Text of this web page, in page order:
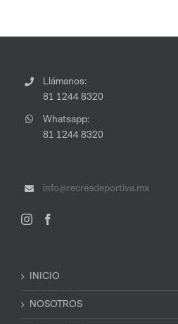
Llámanos:
81 1244 8320
Whatsapp:
81 1244 8320
info@recreadeportiva.mx
INICIO
NOSOTROS